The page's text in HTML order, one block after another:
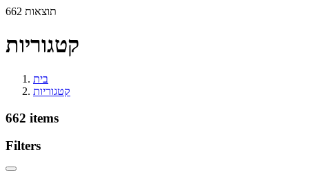
662 תוצאות
קטגוריות
בית
קטגוריות
662 items
Filters